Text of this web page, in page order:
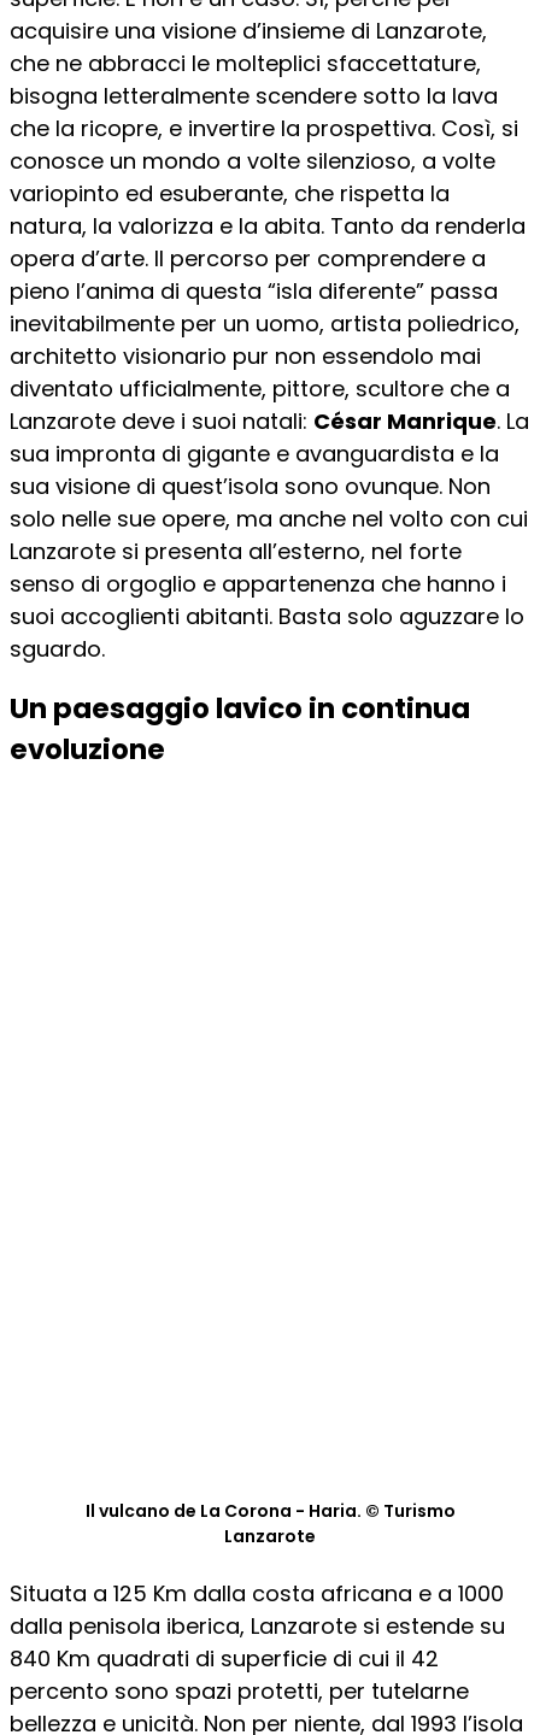
acquisire una visione d’insieme di Lanzarote,
che ne abbracci le molteplici sfaccettature,
bisogna letteralmente scendere sotto la lava
che la ricopre, e invertire la prospettiva. Così, si
conosce un mondo a volte silenzioso, a volte
variopinto ed esuberante, che rispetta la
natura, la valorizza e la abita. Tanto da renderla
opera d’arte. Il percorso per comprendere a
pieno l’anima di questa “isla diferente” passa
inevitabilmente per un uomo, artista poliedrico,
architetto visionario pur non essendolo mai
diventato ufficialmente, pittore, scultore che a
Lanzarote deve i suoi natali: César Manrique. La
sua impronta di gigante e avanguardista e la
sua visione di quest’isola sono ovunque. Non
solo nelle sue opere, ma anche nel volto con cui
Lanzarote si presenta all’esterno, nel forte
senso di orgoglio e appartenenza che hanno i
suoi accoglienti abitanti. Basta solo aguzzare lo
sguardo.
Un paesaggio lavico in continua
evoluzione
Il vulcano de La Corona - Haria. © Turismo
Lanzarote
Situata a 125 Km dalla costa africana e a 1000
dalla penisola iberica, Lanzarote si estende su
840 Km quadrati di superficie di cui il 42
percento sono spazi protetti, per tutelarne
bellezza e unicità. Non per niente, dal 1993 l’isola